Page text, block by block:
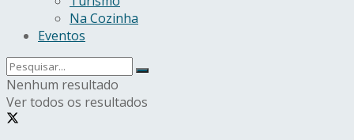
Na Cozinha
Eventos
Nenhum resultado
Ver todos os resultados